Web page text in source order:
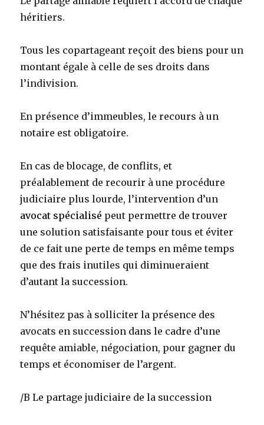
héritiers.
Tous les copartageant reçoit des biens pour un
montant égale à celle de ses droits dans
l’indivision.
En présence d’immeubles, le recours à un
notaire est obligatoire.
En cas de blocage, de conflits, et
préalablement de recourir à une procédure
judiciaire plus lourde, l’intervention d’un
avocat spécialisé peut permettre de trouver
une solution satisfaisante pour tous et éviter
de ce fait une perte de temps en même temps
que des frais inutiles qui diminueraient
d’autant la succession.
N’hésitez pas à solliciter la présence des
avocats en succession dans le cadre d’une
requête amiable, négociation, pour gagner du
temps et économiser de l’argent.
/B Le partage judiciaire de la succession